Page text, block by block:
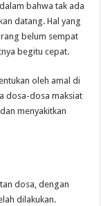
bahwa tak ada
datang. Hal yang
belum sempat
begitu cepat.
oleh amal di
dosa-dosa maksiat
menyakitkan
dosa, dengan
dilakukan.